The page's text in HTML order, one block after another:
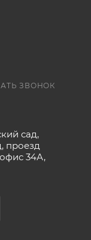
ЗВОНОК
сад,
проезд
34А,